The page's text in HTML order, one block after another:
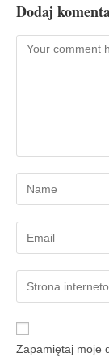
Dodaj
Zapamiętaj moje